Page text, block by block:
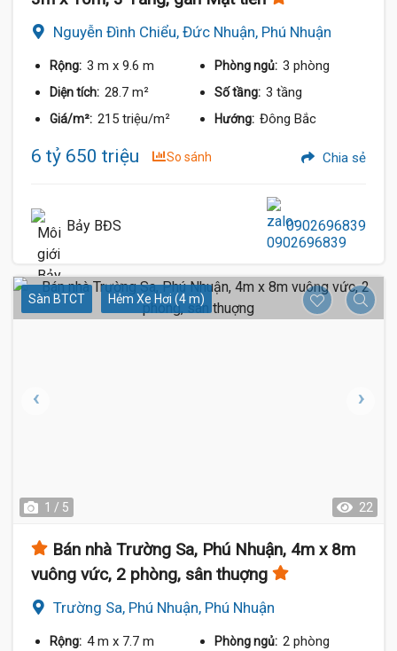
Nguyễn Đình Chiểu, Đức Nhuận, Phú Nhuận
Rộng: 3 m x 9.6 m Phòng ngủ: 3 phòng
Diện tích: 28.7 m² Số tầng: 3 tầng
Giá/m²: 215 triệu/m² Hướng: Đông Bắc
6 tỷ 650 triệu So sánh Chia sẻ
Bảy BĐS 0902696839
Sàn BTCT Hẻm Xe Hơi (4 m)
1 / 5 22
Bán nhà Trường Sa, Phú Nhuận, 4m x 8m
vuông vức, 2 phòng, sân thuợng
Trường Sa, Phú Nhuận, Phú Nhuận
Rộng: 4 m x 7.7 m Phòng ngủ: 2 phòng